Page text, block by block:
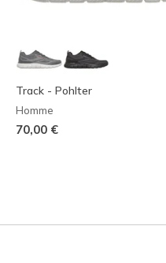
Track - Pohlter
Homme
70,00 €